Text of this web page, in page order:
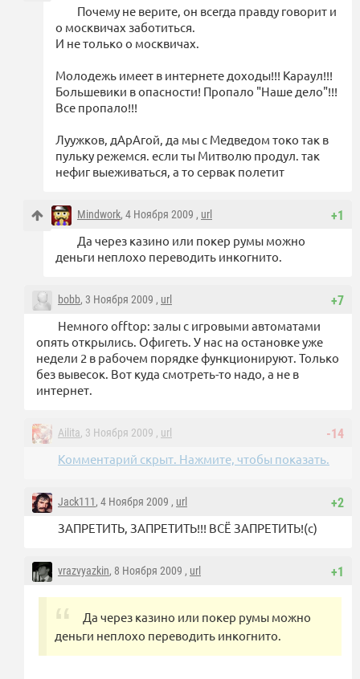
Почему не верите, он всегда правду говорит и
о москвичах заботиться.
И не только о москвичах.
Молодежь имеет в интернете доходы!!! Караул!!!
Большевики в опасности! Пропало "Наше дело"!!!
Все пропало!!!
Луужков, дАрАгой, да мы с Медведом токо так в
пульку режемся. если ты Митволю продул. так
нефиг выеживаться, а то сервак полетит
+1
Mindwork, 4 Ноября 2009 , url
Да через казино или покер румы можно
деньги неплохо переводить инкогнито.
+7
bobb, 3 Ноября 2009 , url
Немного offtop: залы с игровыми автоматами
опять открылись. Офигеть. У нас на остановке уже
недели 2 в рабочем порядке функционируют. Только
без вывесок. Вот куда смотреть-то надо, а не в
интернет.
-14
Ailita, 3 Ноября 2009 , url
Комментарий скрыт. Нажмите, чтобы показать.
+2
Jack111, 4 Ноября 2009 , url
ЗАПРЕТИТЬ, ЗАПРЕТИТЬ!!! ВСЁ ЗАПРЕТИТЬ!(с)
+1
vrazvyazkin, 8 Ноября 2009 , url
Да через казино или покер румы можно
деньги неплохо переводить инкогнито.